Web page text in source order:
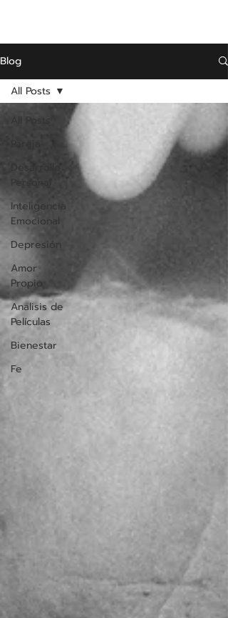
Blog
All Posts
Desarrollo
Inteligencia
Emocional
Depresión
Amor
Propio
Analisis de
Películas
Bienestar
Fe
All Posts